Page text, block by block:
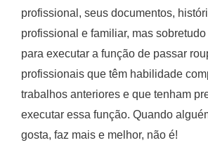
profissional, seus documentos,
profissional e familiar, mas
para executar a função de passar
profissionais que têm habilidade
trabalhos anteriores e que tenham
executar essa função. Quando
gosta, faz mais e melhor, não é!